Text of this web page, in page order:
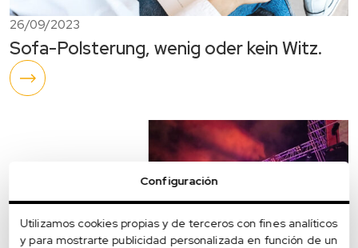
26/09/2023
Sofa-Polsterung, wenig oder kein Witz.
Configuración
Utilizamos cookies propias y de terceros con fines analíticos
y para mostrarte publicidad personalizada en función de un